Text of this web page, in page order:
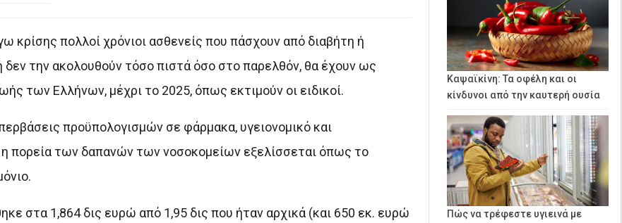
κρίσης πολλοί χρόνιοι ασθενείς που πάσχουν από διαβήτη ή
την ακολουθούν τόσο πιστά όσο στο παρελθόν, θα έχουν ως
των Ελλήνων, μέχρι το 2025, όπως εκτιμούν οι ειδικοί.
προϋπολογισμών σε φάρμακα, υγειονομικό και
η πορεία των δαπανών των νοσοκομείων εξελίσσεται όπως το
στα 1,864 δις ευρώ από 1,95 δις που ήταν αρχικά (και 650 εκ. ευρώ
Καψαϊκίνη: Τα οφέλη και οι
κίνδυνοι από την καυτερή ουσία
Πώς να τρέφεστε υγιεινά με